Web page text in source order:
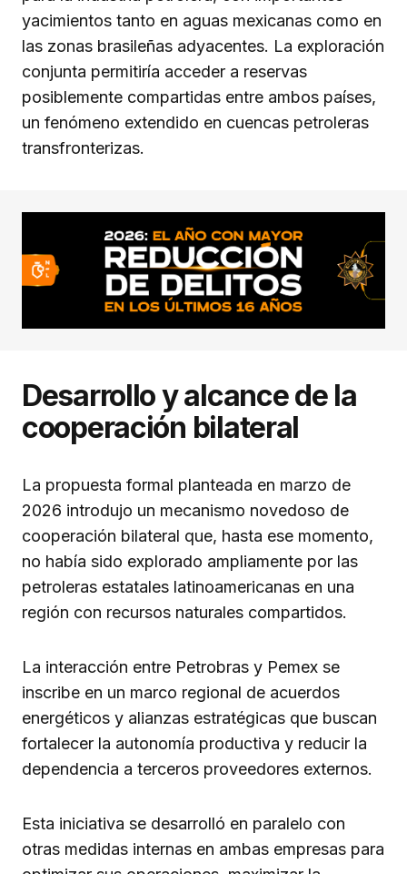
yacimientos tanto en aguas mexicanas como en
las zonas brasileñas adyacentes. La exploración
conjunta permitiría acceder a reservas
posiblemente compartidas entre ambos países,
un fenómeno extendido en cuencas petroleras
transfronterizas.
Desarrollo y alcance de la
cooperación bilateral
La propuesta formal planteada en marzo de
2026 introdujo un mecanismo novedoso de
cooperación bilateral que, hasta ese momento,
no había sido explorado ampliamente por las
petroleras estatales latinoamericanas en una
región con recursos naturales compartidos.
La interacción entre Petrobras y Pemex se
inscribe en un marco regional de acuerdos
energéticos y alianzas estratégicas que buscan
fortalecer la autonomía productiva y reducir la
dependencia a terceros proveedores externos.
Esta iniciativa se desarrolló en paralelo con
otras medidas internas en ambas empresas para